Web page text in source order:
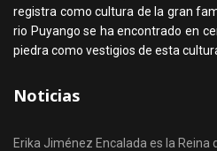
registra como cultura de la gran
rio Puyango se ha encontrado en
piedra como vestigios de esta
Noticias
Erika Jiménez Encalada es la Reina